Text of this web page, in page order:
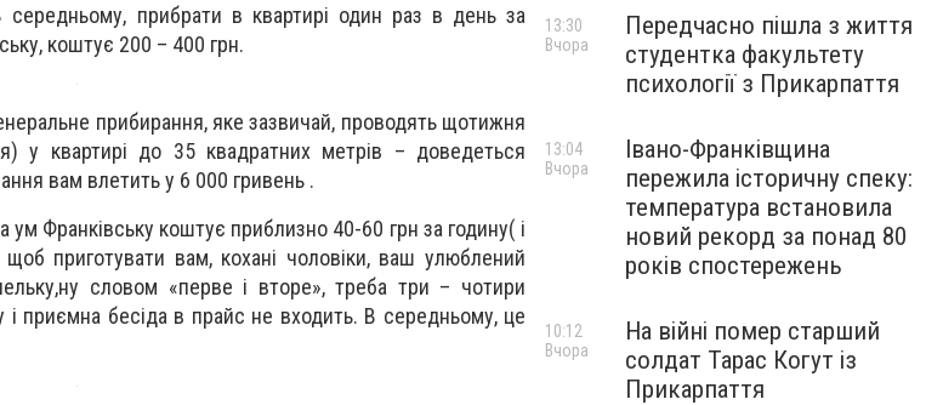
середньому, прибрати в квартирі один раз в день за
коштує 200 – 400 грн.
прибирання, яке зазвичай, проводять щотижня
у квартирі до 35 квадратних метрів – доведеться
вам влетить у 6 000 гривень .
Франківську коштує приблизно 40-60 грн за годину( і
приготувати вам, кохані чоловіки, ваш улюблений
словом «перве і вторе», треба три – чотири
і приємна бесіда в прайс не входить. В середньому, це
Передчасно пішла з життя
студентка факультету
психології з Прикарпаття
13:30
Вчора
Івано-Франківщина
пережила історичну спеку:
температура встановила
новий рекорд за понад 80
років спостережень
13:04
Вчора
На війні помер старший
солдат Тарас Когут із
Прикарпаття
10:12
Вчора